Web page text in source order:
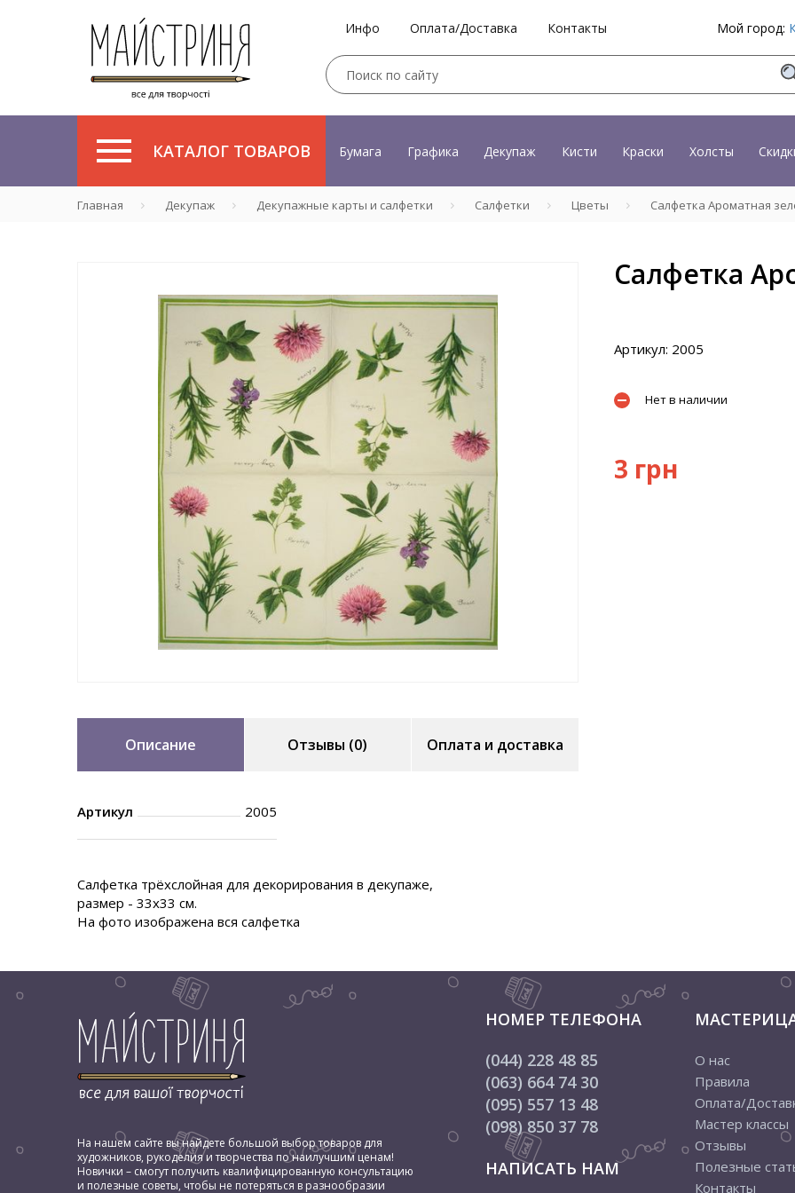
Инфо Оплата/Доставка Контакты Мой город:
КАТАЛОГ ТОВАРОВ Бумага Графика Декупаж Кисти Краски Холсты
Главная Декупаж Декупажные карты и салфетки Салфетки Цветы Салфетка Ароматная
Описание Отзывы (0) Оплата и доставка
Артикул 2005
Салфетка трёхслойная для декорирования в декупаже,
размер - 33х33 см.
На фото изображена вся салфетка
Салфетка
Артикул: 2005
Нет в наличии
3 грн
На нашем сайте вы найдете большой выбор товаров для
художников, рукоделия и творчества по наилучшим ценам!
Новички – смогут получить квалифицированную консультацию
и полезные советы, чтобы не потеряться в разнообразии
НОМЕР ТЕЛЕФОНА
(044) 228 48 85
(063) 664 74 30
(095) 557 13 48
(098) 850 37 78
НАПИСАТЬ НАМ
О нас
Правила
Оплата/
Мастер классы
Отзывы
Полезные
Контакты